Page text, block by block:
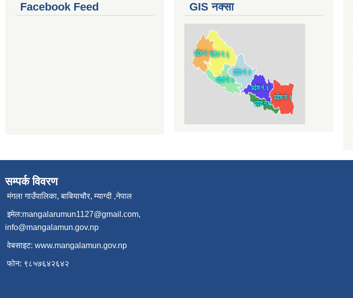
Facebook Feed GIS नक्सा
सम्पर्क विवरण
मंगला गाउँपालिका, बाबियाचौर, म्याग्दी ,नेपाल
इमेल:mangalarumun1127@gmail.com,
info@mangalamun.gov.np
वेबसाइट: www.mangalamun.gov.np
फोन: ९८५७६४२६४२